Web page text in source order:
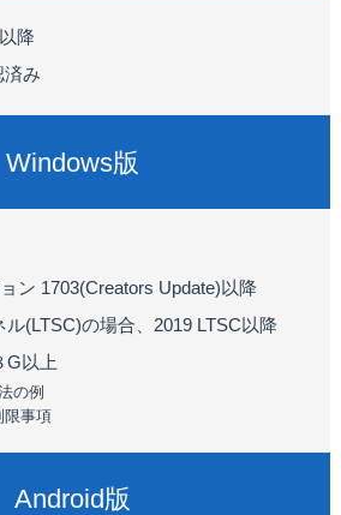
降
み
Windows版
ン 1703(Creators Update)以降
ル(LTSC)の場合、2019 LTSC以降
G以上
の例
限事項
Android版